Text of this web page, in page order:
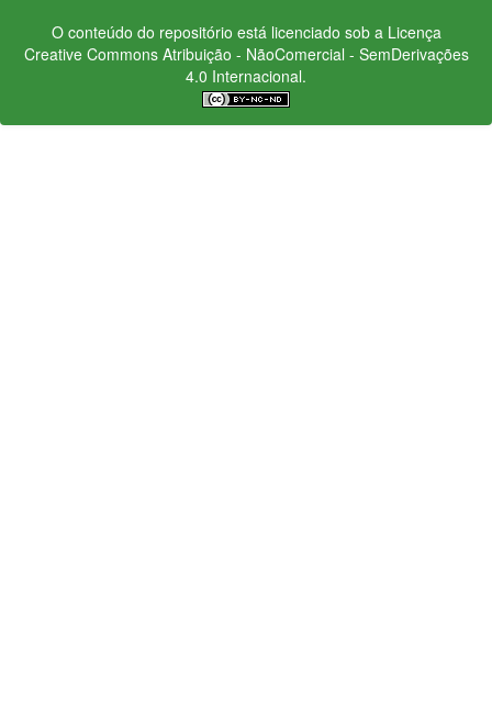
O conteúdo do repositório está licenciado sob a Licença
Creative CommonsAtribuição - NãoComercial - SemDerivações
4.0 Internacional.